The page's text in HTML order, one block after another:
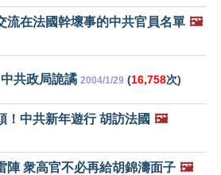
流在法國幹壞事的中共官員名單 🖼️
共政局詭譎 2004/1/29 (16,758次)
！中共新年遊行 胡訪法國 🖼️
陣 衆高官不必再給胡錦濤面子 🖼️